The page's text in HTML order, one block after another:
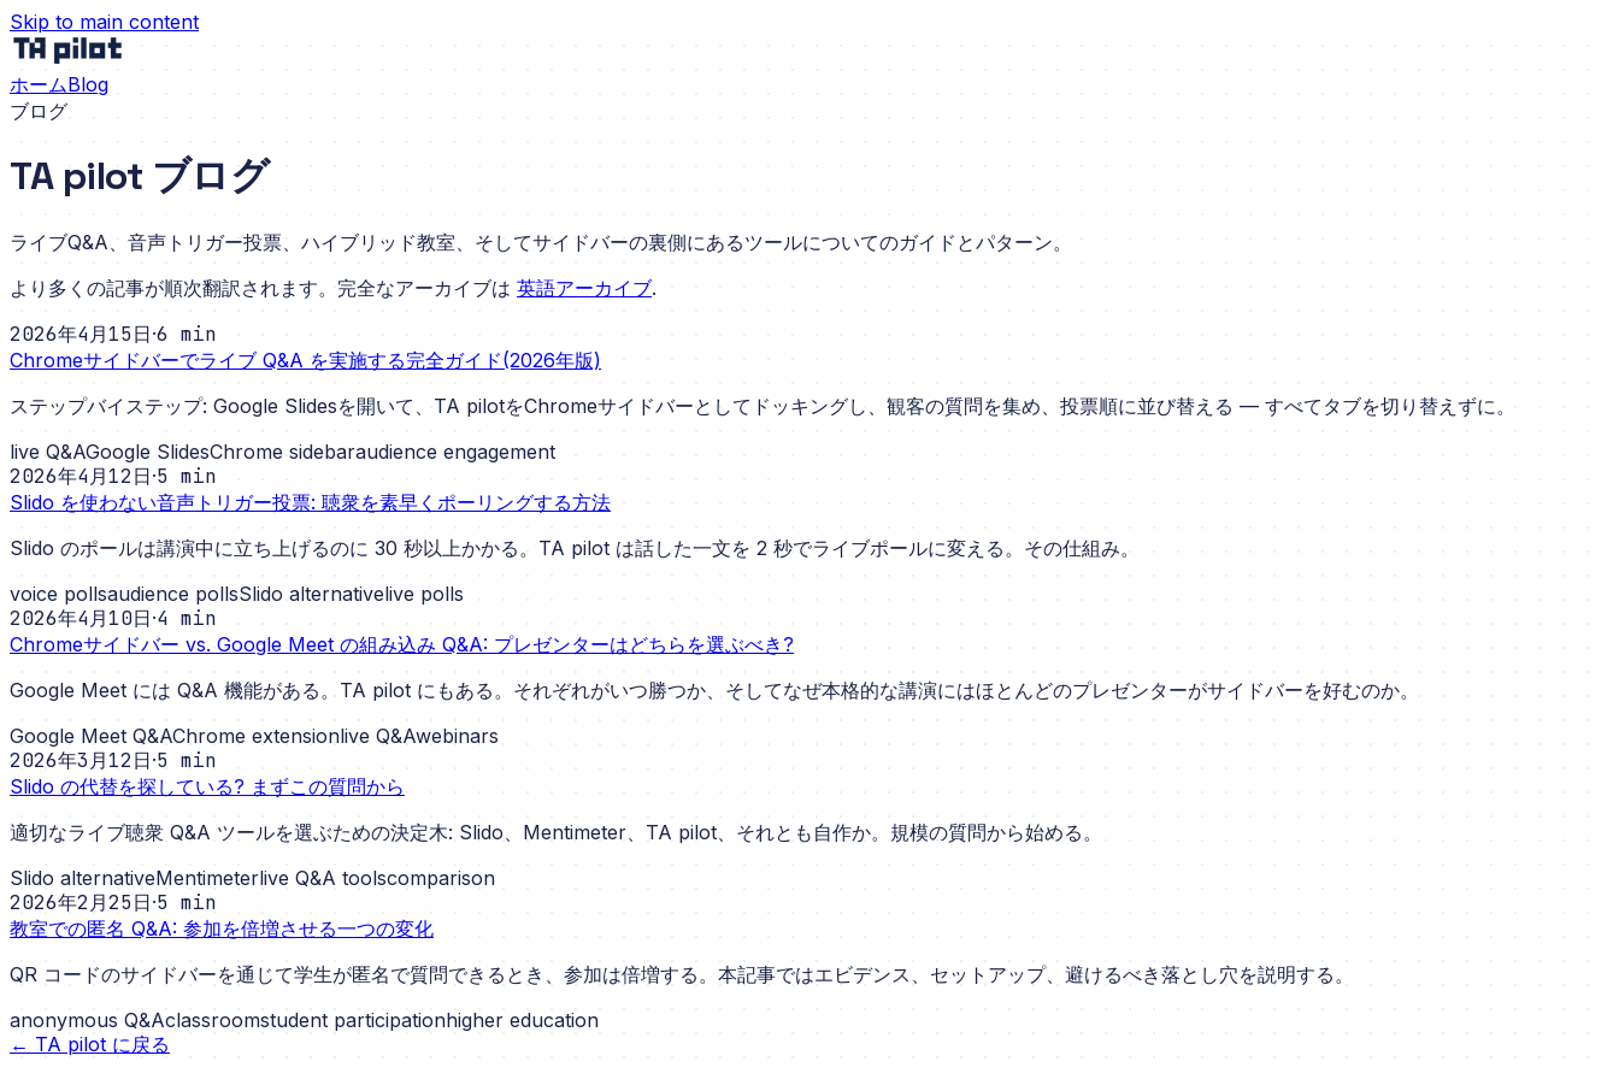
Skip to main content
ホームBlog
ブログ
TA pilot ブログ
ライブQ&A、音声トリガー投票、ハイブリッド教室、そしてサイドバーの裏側にあるツールについてのガイドとパターン。
より多くの記事が順次翻訳されます。完全なアーカイブは 英語アーカイブ.
2026年4月15日·6 min
Chromeサイドバーでライブ Q&A を実施する完全ガイド(2026年版)
ステップバイステップ: Google Slidesを開いて、TA pilotをChromeサイドバーとしてドッキングし、観客の質問を集め、投票順に並び替える — すべてタブを切り替えずに。
live Q&AGoogle SlidesChrome sidebaraudience engagement
2026年4月12日·5 min
Slido を使わない音声トリガー投票: 聴衆を素早くポーリングする方法
Slido のポールは講演中に立ち上げるのに 30 秒以上かかる。TA pilot は話した一文を 2 秒でライブポールに変える。その仕組み。
voice pollsaudience pollsSlido alternativelive polls
2026年4月10日·4 min
Chromeサイドバー vs. Google Meet の組み込み Q&A: プレゼンターはどちらを選ぶべき?
Google Meet には Q&A 機能がある。TA pilot にもある。それぞれがいつ勝つか、そしてなぜ本格的な講演にはほとんどのプレゼンターがサイドバーを好むのか。
Google Meet Q&AChrome extensionlive Q&Awebinars
2026年3月12日·5 min
Slido の代替を探している? まずこの質問から
適切なライブ聴衆 Q&A ツールを選ぶための決定木: Slido、Mentimeter、TA pilot、それとも自作か。規模の質問から始める。
Slido alternativeMentimeterlive Q&A toolscomparison
2026年2月25日·5 min
教室での匿名 Q&A: 参加を倍増させる一つの変化
QR コードのサイドバーを通じて学生が匿名で質問できるとき、参加は倍増する。本記事ではエビデンス、セットアップ、避けるべき落とし穴を説明する。
anonymous Q&Aclassroomstudent participationhigher education
← TA pilot に戻る